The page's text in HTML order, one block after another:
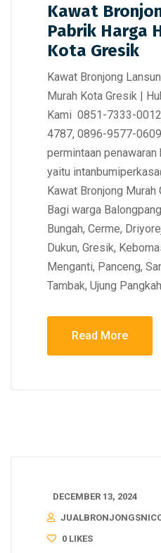
Kawat
Pabrik Harga
Kota Gresik
Kawat Bronjong
Murah Kota Gresik |
Kami 0851-7333-
4787, 0896-9577-
permintaan
yaitu
Kawat Bronjong Murah
Bagi warga
Bungah, Cerme,
Dukun, Gresik,
Menganti, Panceng,
Tambak, Ujung
Read More
DECEMBER 13, 2024
0 LIKES